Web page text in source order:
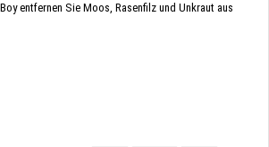
entfernen Sie Moos, Rasenfilz und Unkraut aus